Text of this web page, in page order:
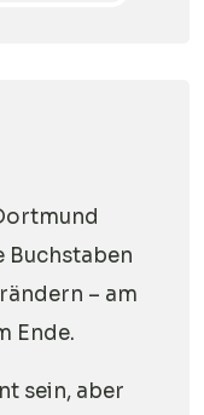
Buchstaben
– am
Ende.
sein, aber